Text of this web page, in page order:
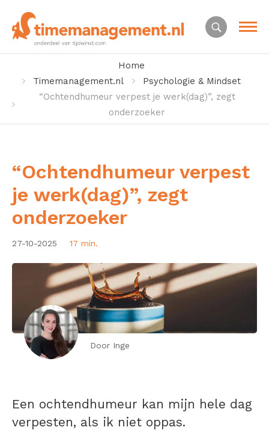
Home
Timemanagement.nl
Psychologie & Mindset
“Ochtendhumeur verpest je werk(dag)”, zegt
onderzoeker
“Ochtendhumeur verpest
je werk(dag)”, zegt
onderzoeker
27-10-2025 17 min.
Door Inge
Een ochtendhumeur kan mijn hele dag
verpesten, als ik niet oppas.